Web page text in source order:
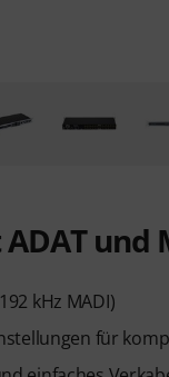
und
kHz MADI)
für